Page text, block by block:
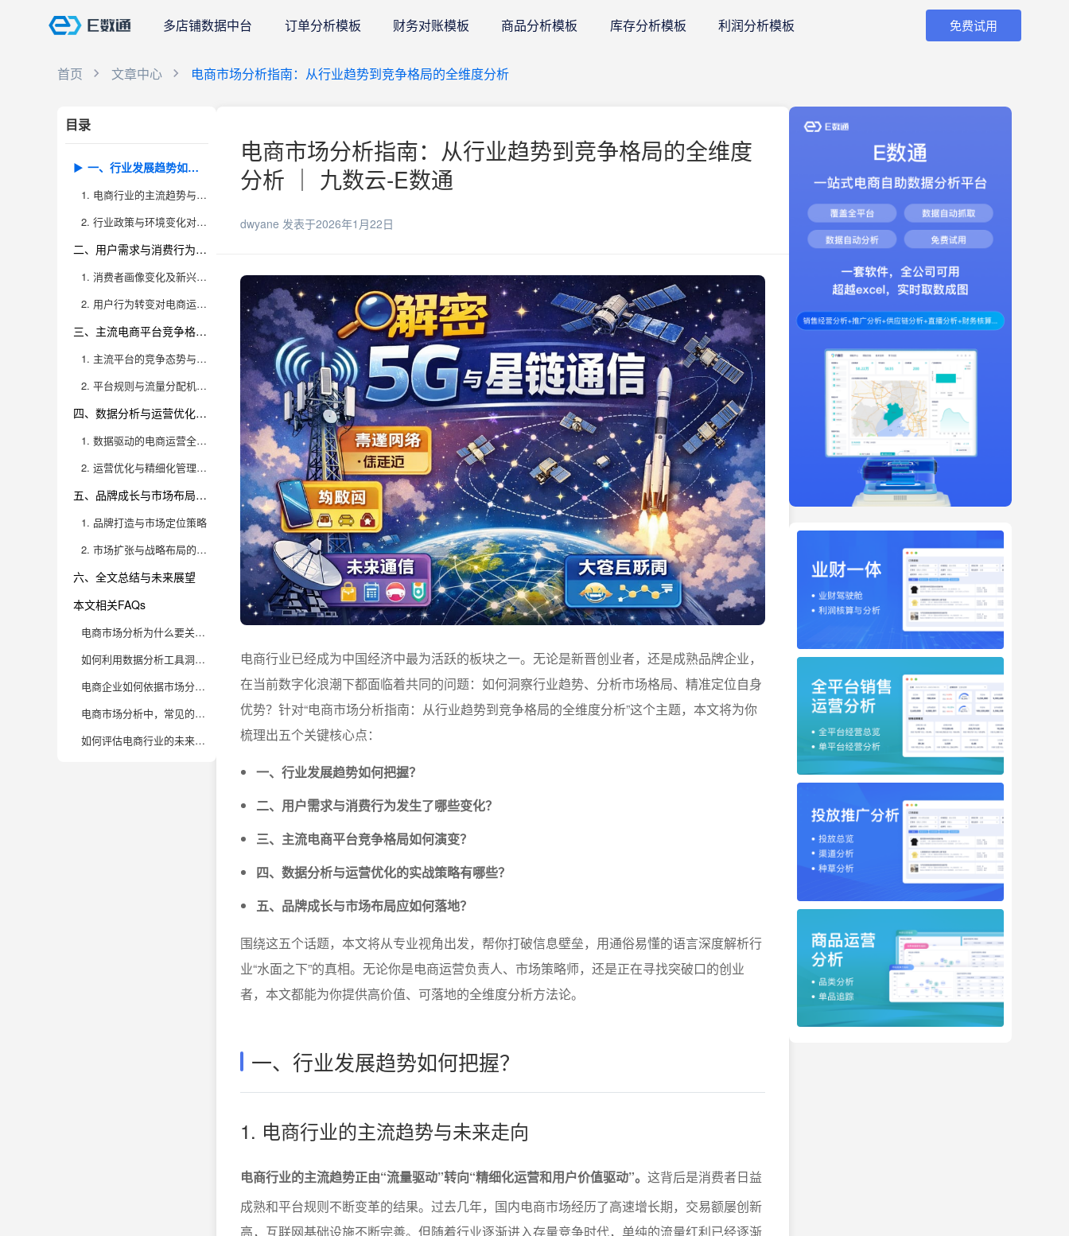
多店铺数据中台 订单分析模板 财务对账模板 商品分析模板 库存分析模板 利润分析模板 免费试用
首页 文章中心 电商市场分析指南：从行业趋势到竞争格局的全维度分析
目录
一、行业发展趋势如何把握？
1. 电商行业的主流趋势与未来走向
2. 行业政策与环境变化对电商的影响
二、用户需求与消费行为发生了哪些变化？
1. 消费者画像变化及新兴需求洞察
2. 用户行为转变对电商运营的影响
三、主流电商平台竞争格局如何演变？
1. 主流平台的竞争态势与创新突破
2. 平台规则与流量分配机制解析
四、数据分析与运营优化的实战策略有哪些？
1. 数据驱动的电商运营全流程解析
2. 运营优化与精细化管理的落地方法
五、品牌成长与市场布局应如何落地？
1. 品牌打造与市场定位策略
2. 市场扩张与战略布局的方法论
六、全文总结与未来展望
本文相关FAQs
电商市场分析为什么要关注行业趋势？
如何利用数据分析工具洞察电商竞争格局？
电商企业如何依据市场分析制定差异化竞争战略？
电商市场分析中，常见的数据来源有哪些？
如何评估电商行业的未来发展潜力？
电商市场分析指南：从行业趋势到竞争格局的全维度
分析 ｜ 九数云-E数通
dwyane 发表于2026年1月22日
电商行业已经成为中国经济中最为活跃的板块之一。无论是新晋创业者，还是成熟品牌企业，
在当前数字化浪潮下都面临着共同的问题：如何洞察行业趋势、分析市场格局、精准定位自身
优势？针对“电商市场分析指南：从行业趋势到竞争格局的全维度分析”这个主题，本文将为你
梳理出五个关键核心点：
一、行业发展趋势如何把握？
二、用户需求与消费行为发生了哪些变化？
三、主流电商平台竞争格局如何演变？
四、数据分析与运营优化的实战策略有哪些？
五、品牌成长与市场布局应如何落地？
围绕这五个话题，本文将从专业视角出发，帮你打破信息壁垒，用通俗易懂的语言深度解析行
业“水面之下”的真相。无论你是电商运营负责人、市场策略师，还是正在寻找突破口的创业
者，本文都能为你提供高价值、可落地的全维度分析方法论。
一、行业发展趋势如何把握？
1. 电商行业的主流趋势与未来走向
电商行业的主流趋势正由“流量驱动”转向“精细化运营和用户价值驱动”。 这背后是消费者日益
成熟和平台规则不断变革的结果。过去几年，国内电商市场经历了高速增长期，交易额屡创新
高，互联网基础设施不断完善。但随着行业逐渐进入存量竞争时代，单纯的流量红利已经逐渐